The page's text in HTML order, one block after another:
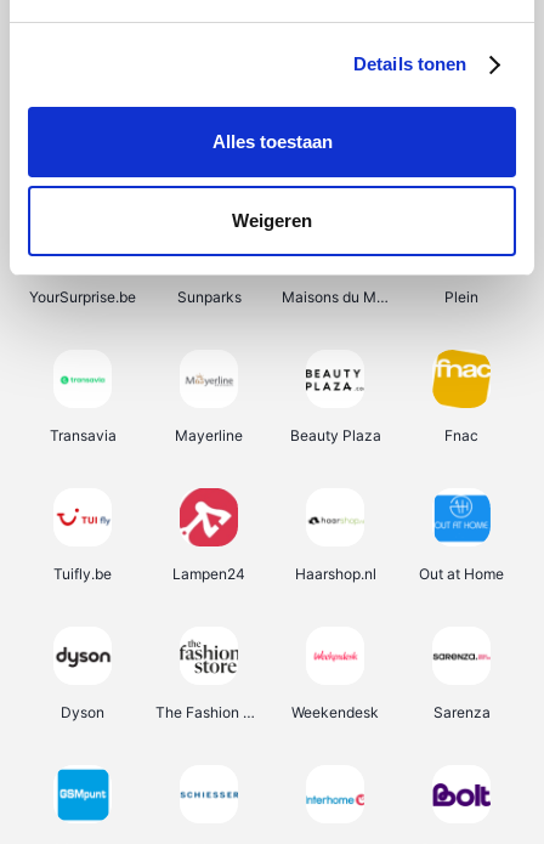
Details tonen
Alles toestaan
Weigeren
Shein Get Your Guide Bergfreunde Pazzox
YourSurprise.be Sunparks Maisons du Monde Plein
Transavia Mayerline Beauty Plaza Fnac
Tuifly.be Lampen24 Haarshop.nl Out at Home
Dyson The Fashion Store Weekendesk Sarenza